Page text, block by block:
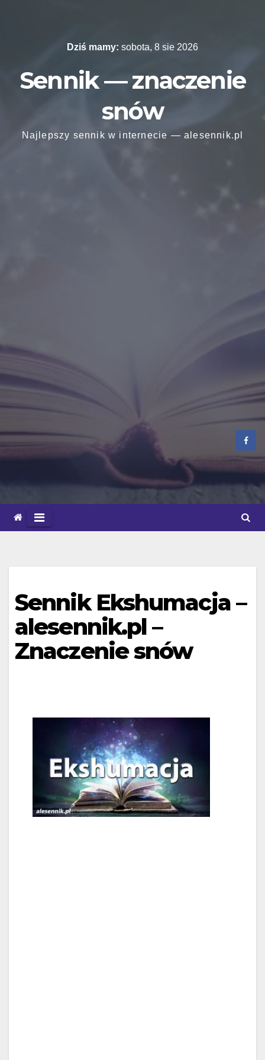
Dziś mamy: sobota, 8 sie 2026
Sennik — znaczenie
snów
Najlepszy sennik w internecie — alesennik.pl
Sennik Ekshumacja –
alesennik.pl –
Znaczenie snów